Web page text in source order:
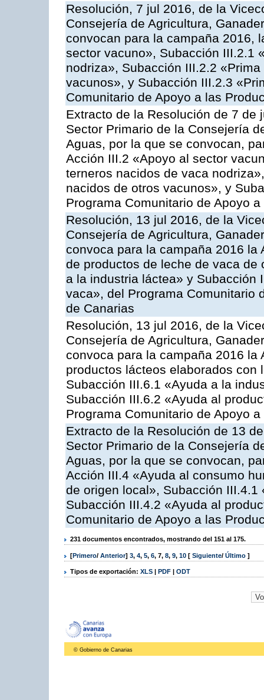
Resolución, 7 jul 2016, de la
Consejería de Agricultura,
convocan para la campaña 2016,
sector vacuno», Subacción III.2.1
nodriza», Subacción III.2.2
vacunos», y Subacción III.2.3
Comunitario de Apoyo a las
Extracto de la Resolución de 7
Sector Primario de la Consejería
Aguas, por la que se convocan,
Acción III.2 «Apoyo al sector
terneros nacidos de vaca
nacidos de otros vacunos», y
Programa Comunitario de Apoyo
Resolución, 13 jul 2016, de la
Consejería de Agricultura,
convoca para la campaña 2016
de productos de leche de vaca
a la industria láctea» y Subacción
vaca», del Programa Comunitario
de Canarias
Resolución, 13 jul 2016, de la
Consejería de Agricultura,
convoca para la campaña 2016
productos lácteos elaborados
Subacción III.6.1 «Ayuda a la
Subacción III.6.2 «Ayuda al
Programa Comunitario de Apoyo
Extracto de la Resolución de 13
Sector Primario de la Consejería
Aguas, por la que se convocan,
Acción III.4 «Ayuda al consumo
de origen local», Subacción
Subacción III.4.2 «Ayuda al
Comunitario de Apoyo a las
231 documentos encontrados, mostrando del 151 al 175.
[Primero/ Anterior] 3, 4, 5, 6, 7, 8, 9, 10 [ Siguiente/ Último ]
Tipos de exportación: XLS | PDF | ODT
© Gobierno de Canarias